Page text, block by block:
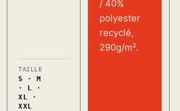
TAILLE
S · M
· L ·
XL ·
XXL
/ 40%
polyester
recyclé,
290g/m².